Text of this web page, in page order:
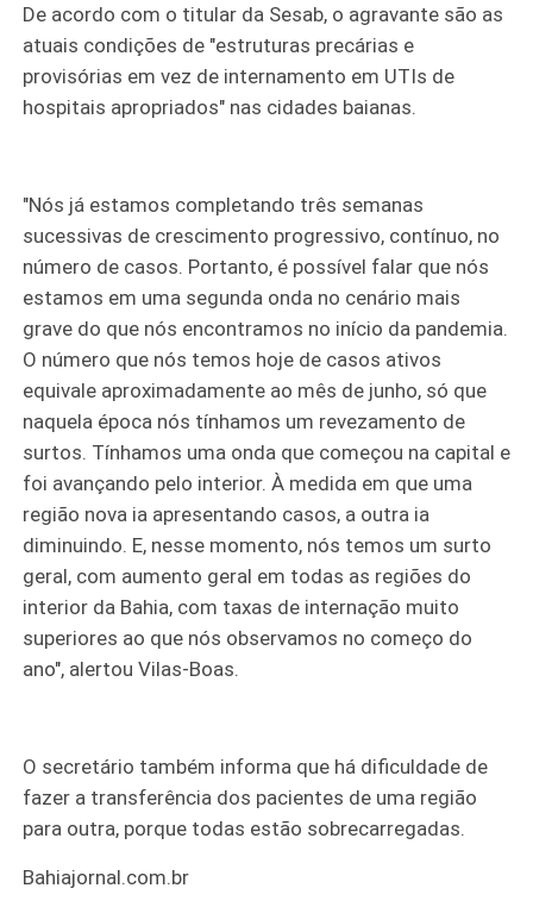
De acordo com o titular da Sesab, o agravante são as
atuais condições de "estruturas precárias e
provisórias em vez de internamento em UTIs de
hospitais apropriados" nas cidades baianas.
"Nós já estamos completando três semanas
sucessivas de crescimento progressivo, contínuo, no
número de casos. Portanto, é possível falar que nós
estamos em uma segunda onda no cenário mais
grave do que nós encontramos no início da pandemia.
O número que nós temos hoje de casos ativos
equivale aproximadamente ao mês de junho, só que
naquela época nós tínhamos um revezamento de
surtos. Tínhamos uma onda que começou na capital e
foi avançando pelo interior. À medida em que uma
região nova ia apresentando casos, a outra ia
diminuindo. E, nesse momento, nós temos um surto
geral, com aumento geral em todas as regiões do
interior da Bahia, com taxas de internação muito
superiores ao que nós observamos no começo do
ano", alertou Vilas-Boas.
O secretário também informa que há dificuldade de
fazer a transferência dos pacientes de uma região
para outra, porque todas estão sobrecarregadas.
Bahiajornal.com.br